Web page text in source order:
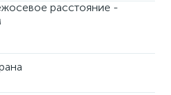
расстояние -